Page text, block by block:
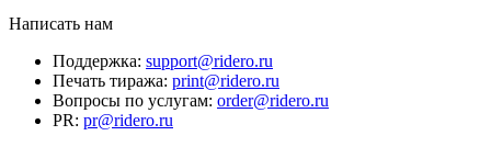
Написать нам
Поддержка: support@ridero.ru
Печать тиража: print@ridero.ru
Вопросы по услугам: order@ridero.ru
PR: pr@ridero.ru